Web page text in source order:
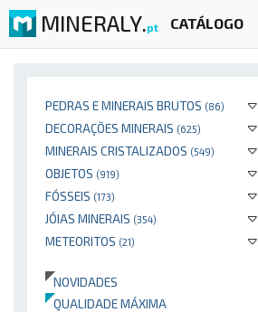
MINERALY.pt CATÁLOGO
PEDRAS E MINERAIS BRUTOS (86)
DECORAÇÕES MINERAIS (625)
MINERAIS CRISTALIZADOS (549)
OBJETOS (919)
FÓSSEIS (173)
JÓIAS MINERAIS (354)
METEORITOS (21)
NOVIDADES
QUALIDADE MÁXIMA